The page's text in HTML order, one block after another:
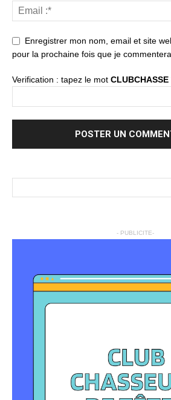
Enregistrer mon nom, email et site
pour la prochaine fois que je
Verification : tapez le mot CLUBCHASSE
- PUBLICITE-